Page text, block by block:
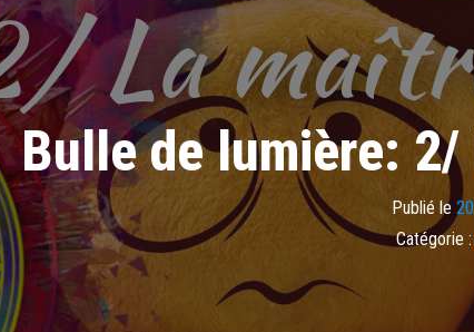
Bulle de lumière:
Publié le
Catégorie :